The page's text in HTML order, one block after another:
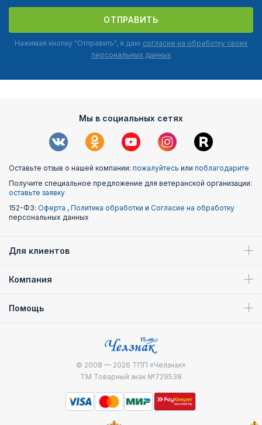
ОТПРАВИТЬ
Нажимая кнопку "Отправить", я даю согласие на обработку своих
персональных данных
Мы в социальных сетях
Оставьте отзыв о нашей компании: пожалуйтесь или поблагодарите
Получите специальное предложение для ветеранской организации:
оставьте заявку
152-ФЗ: Оферта , Политика обработки и Согласие на обработку
персональных данных
Для клиентов
Компания
Помощь
© 2008 — 2026 ТПП «Челзнак»
ТМ Товарный знак №729538